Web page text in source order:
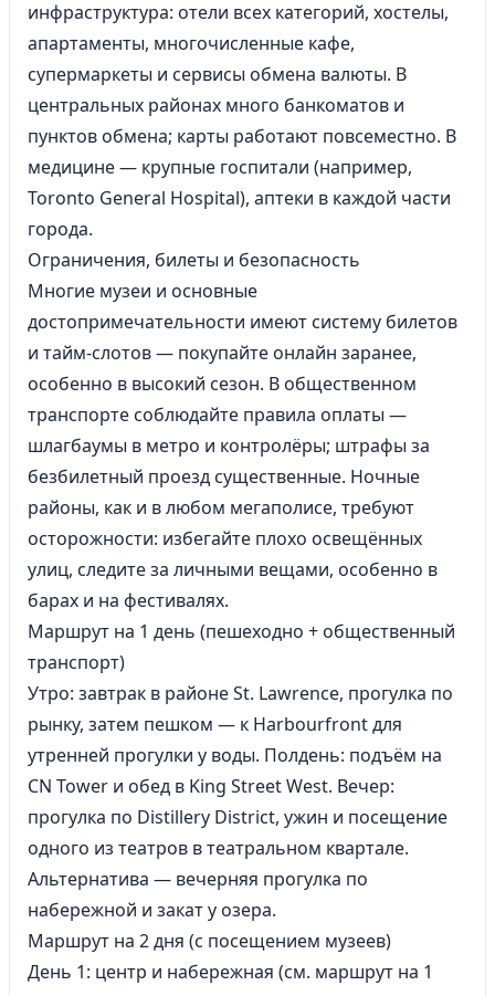
инфраструктура: отели всех категорий, хостелы,
апартаменты, многочисленные кафе,
супермаркеты и сервисы обмена валюты. В
центральных районах много банкоматов и
пунктов обмена; карты работают повсеместно. В
медицине — крупные госпитали (например,
Toronto General Hospital), аптеки в каждой части
города.
Ограничения, билеты и безопасность
Многие музеи и основные
достопримечательности имеют систему билетов
и тайм-слотов — покупайте онлайн заранее,
особенно в высокий сезон. В общественном
транспорте соблюдайте правила оплаты —
шлагбаумы в метро и контролёры; штрафы за
безбилетный проезд существенные. Ночные
районы, как и в любом мегаполисе, требуют
осторожности: избегайте плохо освещённых
улиц, следите за личными вещами, особенно в
барах и на фестивалях.
Маршрут на 1 день (пешеходно + общественный
транспорт)
Утро: завтрак в районе St. Lawrence, прогулка по
рынку, затем пешком — к Harbourfront для
утренней прогулки у воды. Полдень: подъём на
CN Tower и обед в King Street West. Вечер:
прогулка по Distillery District, ужин и посещение
одного из театров в театральном квартале.
Альтернатива — вечерняя прогулка по
набережной и закат у озера.
Маршрут на 2 дня (с посещением музеев)
День 1: центр и набережная (см. маршрут на 1